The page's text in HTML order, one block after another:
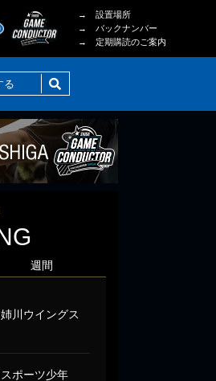
→ 設置場所
→ バックナンバー
→ 定期購読のご案内
川ウイングス
ポーツ少年
週間